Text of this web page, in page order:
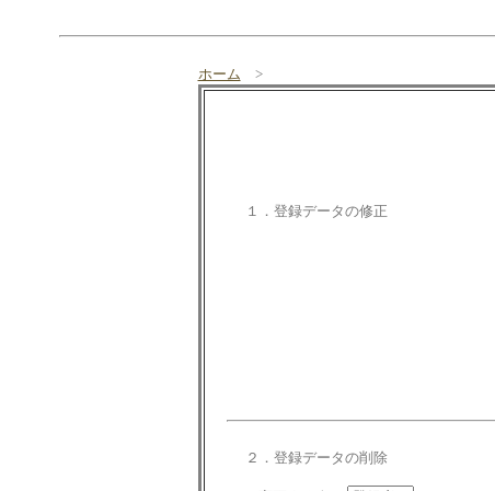
ホーム >
１．登録データの修正
２．登録データの削除